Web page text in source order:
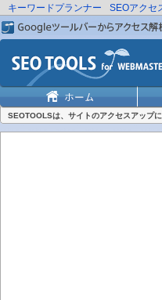
キーワードプランナー SEOアクセ
SEOTOOLSは、サイトのアクセスアップ